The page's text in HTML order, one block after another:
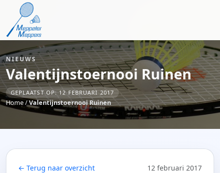
NIEUWS
Valentijnstoernooi Ruinen
GEPLAATST OP: 12 FEBRUARI 2017
Home/Valentijnstoernooi Ruinen
← Terug naar overzicht 12 februari 2017